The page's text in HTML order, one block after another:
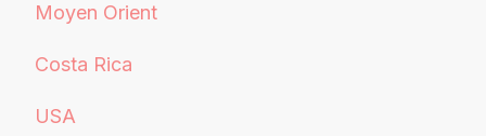
Moyen Orient
Costa Rica
USA